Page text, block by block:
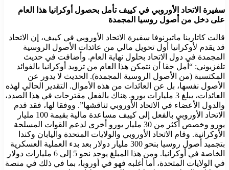
سفيرة الاتحاد الأوروبي في كييف تأمل بحصول أوكرانيا هذا العام
على دخل من أصول روسيا المجمدة
قالت كاتارينا ماتيرنوفا سفيرة الاتحاد الأوروبي في كييف، إن الاتحاد
قد يقدم لأوكرانيا أول تحويل مالي من عائدات الأصول الروسية
المجمدة في دول الاتحاد بحلول نهاية العام. وأضافت في حديث
تلفزيوني: “آمل حقا أن نتمكن هذا العام من تزويد أوكرانيا بالفوائد
المكتسبة (من الأصول الروسية المجمدة). الحديث لا يدور عن
الأصول نفسها، بل عن العائدات من هذه الأموال. التقدير الحالي لهذه
العائدات، يبلغ 3 مليارات يورو. هناك بالفعل مقترحات في هذا الصدد،
والدول الأعضاء في الاتحاد الأوروبي تناقشها”. ووفقا لها، فقد قدم
الاتحاد الأوروبي بالفعل إلى كييف مساعدة مالية بقيمة 100 مليار
يورو وخصص أكثر من 30 مليار يورو أخرى لدعم القوات المسلحة
الأوكرانية. وقام الاتحاد الأوروبي والولايات المتحدة واليابان وكندا
بتجميد أصول روسيا بنحو 300 مليار دولار بعد بدء العملية العسكرية
الخاصة في أوكرانيا. ومن هذا المبلغ يوجد نحو 5 إلى 6 مليارات دولار
في الولايات المتحدة، أما أغلبه فهو في أوروبا، بما في ذلك في منصة